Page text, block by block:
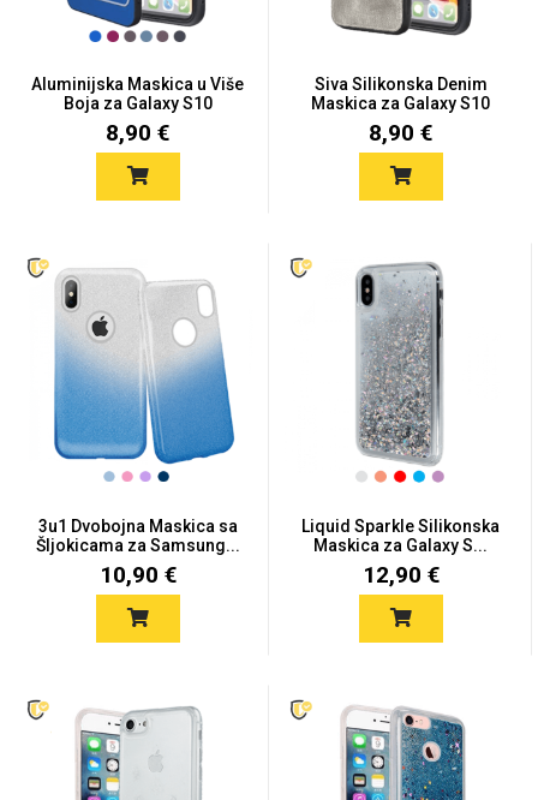
Aluminijska Maskica u Više
Boja za Galaxy S10
8,90 €
Siva Silikonska Denim
Maskica za Galaxy S10
8,90 €
3u1 Dvobojna Maskica sa
Šljokicama za Samsung...
10,90 €
Liquid Sparkle Silikonska
Maskica za Galaxy S...
12,90 €